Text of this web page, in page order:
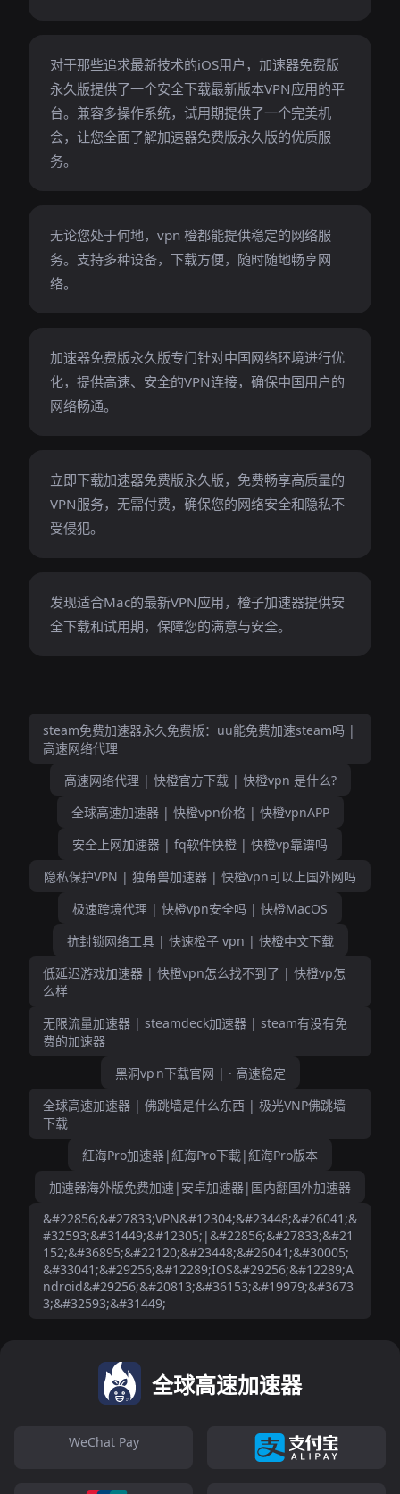
对于那些追求最新技术的iOS用户，加速器免费版
永久版提供了一个安全下载最新版本VPN应用的平
台。兼容多操作系统，试用期提供了一个完美机
会，让您全面了解加速器免费版永久版的优质服
务。
无论您处于何地，vpn 橙都能提供稳定的网络服
务。支持多种设备，下载方便，随时随地畅享网
络。
加速器免费版永久版专门针对中国网络环境进行优
化，提供高速、安全的VPN连接，确保中国用户的
网络畅通。
立即下载加速器免费版永久版，免费畅享高质量的
VPN服务，无需付费，确保您的网络安全和隐私不
受侵犯。
发现适合Mac的最新VPN应用，橙子加速器提供安
全下载和试用期，保障您的满意与安全。
steam免费加速器永久免费版：uu能免费加速steam吗 |
高速网络代理
高速网络代理 | 快橙官方下载 | 快橙vpn 是什么?
全球高速加速器 | 快橙vpn价格 | 快橙vpnAPP
安全上网加速器 | fq软件快橙 | 快橙vp靠谱吗
隐私保护VPN | 独角兽加速器 | 快橙vpn可以上国外网吗
极速跨境代理 | 快橙vpn安全吗 | 快橙MacOS
抗封锁网络工具 | 快速橙子 vpn | 快橙中文下载
低延迟游戏加速器 | 快橙vpn怎么找不到了 | 快橙vp怎
么样
无限流量加速器 | steamdeck加速器 | steam有没有免
费的加速器
黑洞vp n下载官网 | · 高速稳定
全球高速加速器 | 佛跳墙是什么东西 | 极光VNP佛跳墙
下载
紅海Pro加速器|紅海Pro下載|紅海Pro版本
加速器海外版免费加速|安卓加速器|国内翻国外加速器
&#22856;&#27833;VPN&#12304;&#23448;&#26041;&
#32593;&#31449;&#12305;|&#22856;&#27833;&#21
152;&#36895;&#22120;&#23448;&#26041;&#30005;
&#33041;&#29256;&#12289;IOS&#29256;&#12289;A
ndroid&#29256;&#20813;&#36153;&#19979;&#3673
3;&#32593;&#31449;
全球高速加速器
WeChat Pay